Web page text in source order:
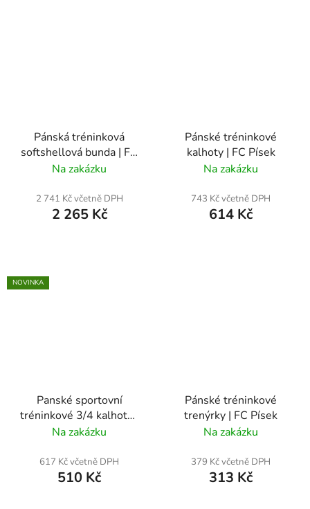
Pánská tréninková
softshellová bunda | FC
Písek
Na zakázku
2 741 Kč včetně DPH
2 265 Kč
Pánské tréninkové
kalhoty | FC Písek
Na zakázku
743 Kč včetně DPH
614 Kč
NOVINKA
Panské sportovní
tréninkové 3/4 kalhoty |
FC Písek
Na zakázku
617 Kč včetně DPH
510 Kč
Pánské tréninkové
trenýrky | FC Písek
Na zakázku
379 Kč včetně DPH
313 Kč